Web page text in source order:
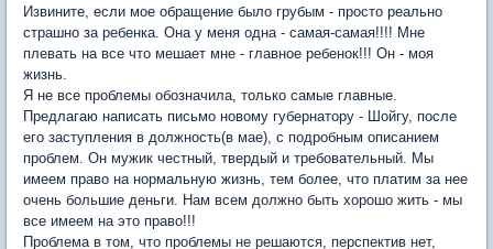
Извините, если мое обращение было грубым - просто реально
страшно за ребенка. Она у меня одна - самая-самая!!!! Мне
плевать на все что мешает мне - главное ребенок!!! Он - моя
жизнь.
Я не все проблемы обозначила, только самые главные.
Предлагаю написать письмо новому губернатору - Шойгу, после
его заступления в должность(в мае), с подробным описанием
проблем. Он мужик честный, твердый и требовательный. Мы
имеем право на нормальную жизнь, тем более, что платим за нее
очень большие деньги. Нам всем должно быть хорошо жить - мы
все имеем на это право!!!
Проблема в том, что проблемы не решаются, перспектив нет,